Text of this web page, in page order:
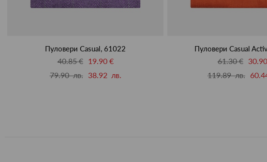
Пуловери Casual, 61022
40.85 €
19.90 €
79.90 лв.
38.92 лв.
Пуловери Casual
61.30 €
119.89 лв.